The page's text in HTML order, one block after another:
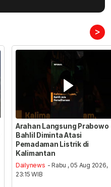
>
Arahan Langsung Prabowo
Bahlil Diminta Atasi
Pemadaman Listrik di
Kalimantan
Dailynews - Rabu , 05 Aug 2026,
23:15 WIB